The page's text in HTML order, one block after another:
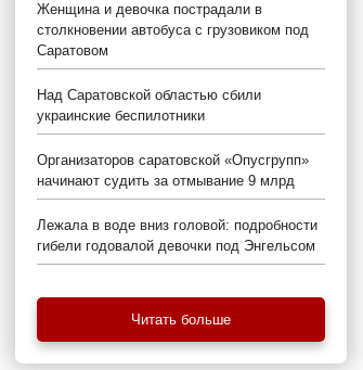
Женщина и девочка пострадали в
столкновении автобуса с грузовиком под
Саратовом
Над Саратовской областью сбили
украинские беспилотники
Организаторов саратовской «Опусгрупп»
начинают судить за отмывание 9 млрд
Лежала в воде вниз головой: подробности
гибели годовалой девочки под Энгельсом
Читать больше